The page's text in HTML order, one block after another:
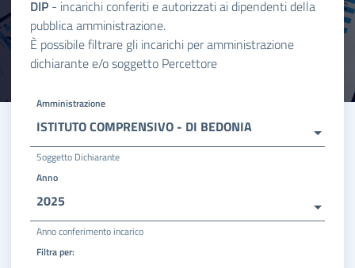
DIP - incarichi conferiti e autorizzati ai dipendenti della
pubblica amministrazione.
È possibile filtrare gli incarichi per amministrazione
dichiarante e/o soggetto Percettore
Amministrazione
ISTITUTO COMPRENSIVO - DI BEDONIA
Soggetto Dichiarante
Anno
2025
Anno conferimento incarico
Filtra per: